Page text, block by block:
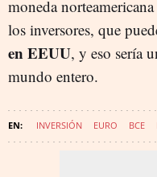
moneda
los inversores, que
en EEUU, y eso sería
mundo entero.
INVERSIÓN EURO BCE